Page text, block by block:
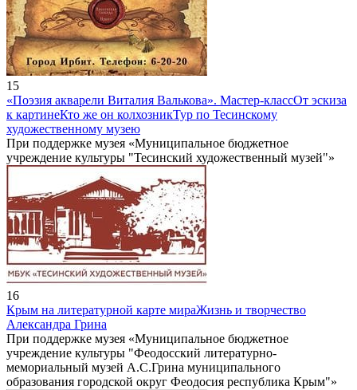
15
«Поэзия акварели Виталия Валькова». Мастер-классОт эскиза
к картинеКто же он колхозникТур по Тесинскому
художественному музею
При поддержке музея «Муниципальное бюджетное
учреждение культуры "Тесинский художественный музей"»
16
Крым на литературной карте мираЖизнь и творчество
Александра Грина
При поддержке музея «Муниципальное бюджетное
учреждение культуры "Феодосский литературно-
мемориальный музей А.С.Грина муниципального
образования городской округ Феодосия республика Крым"»